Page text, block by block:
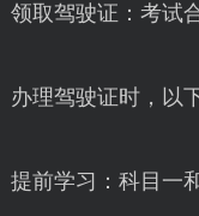
领取驾驶证：考试
办理驾驶证时，以
提前学习：科目一